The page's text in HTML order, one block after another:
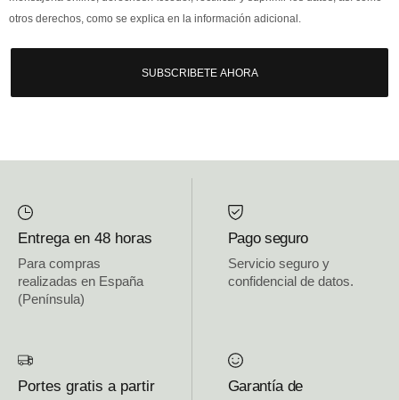
otros derechos, como se explica en la información adicional.
SUBSCRIBETE AHORA
Entrega en 48 horas
Para compras
realizadas en España
(Península)
Pago seguro
Servicio seguro y
confidencial de datos.
Portes gratis a partir
Garantía de